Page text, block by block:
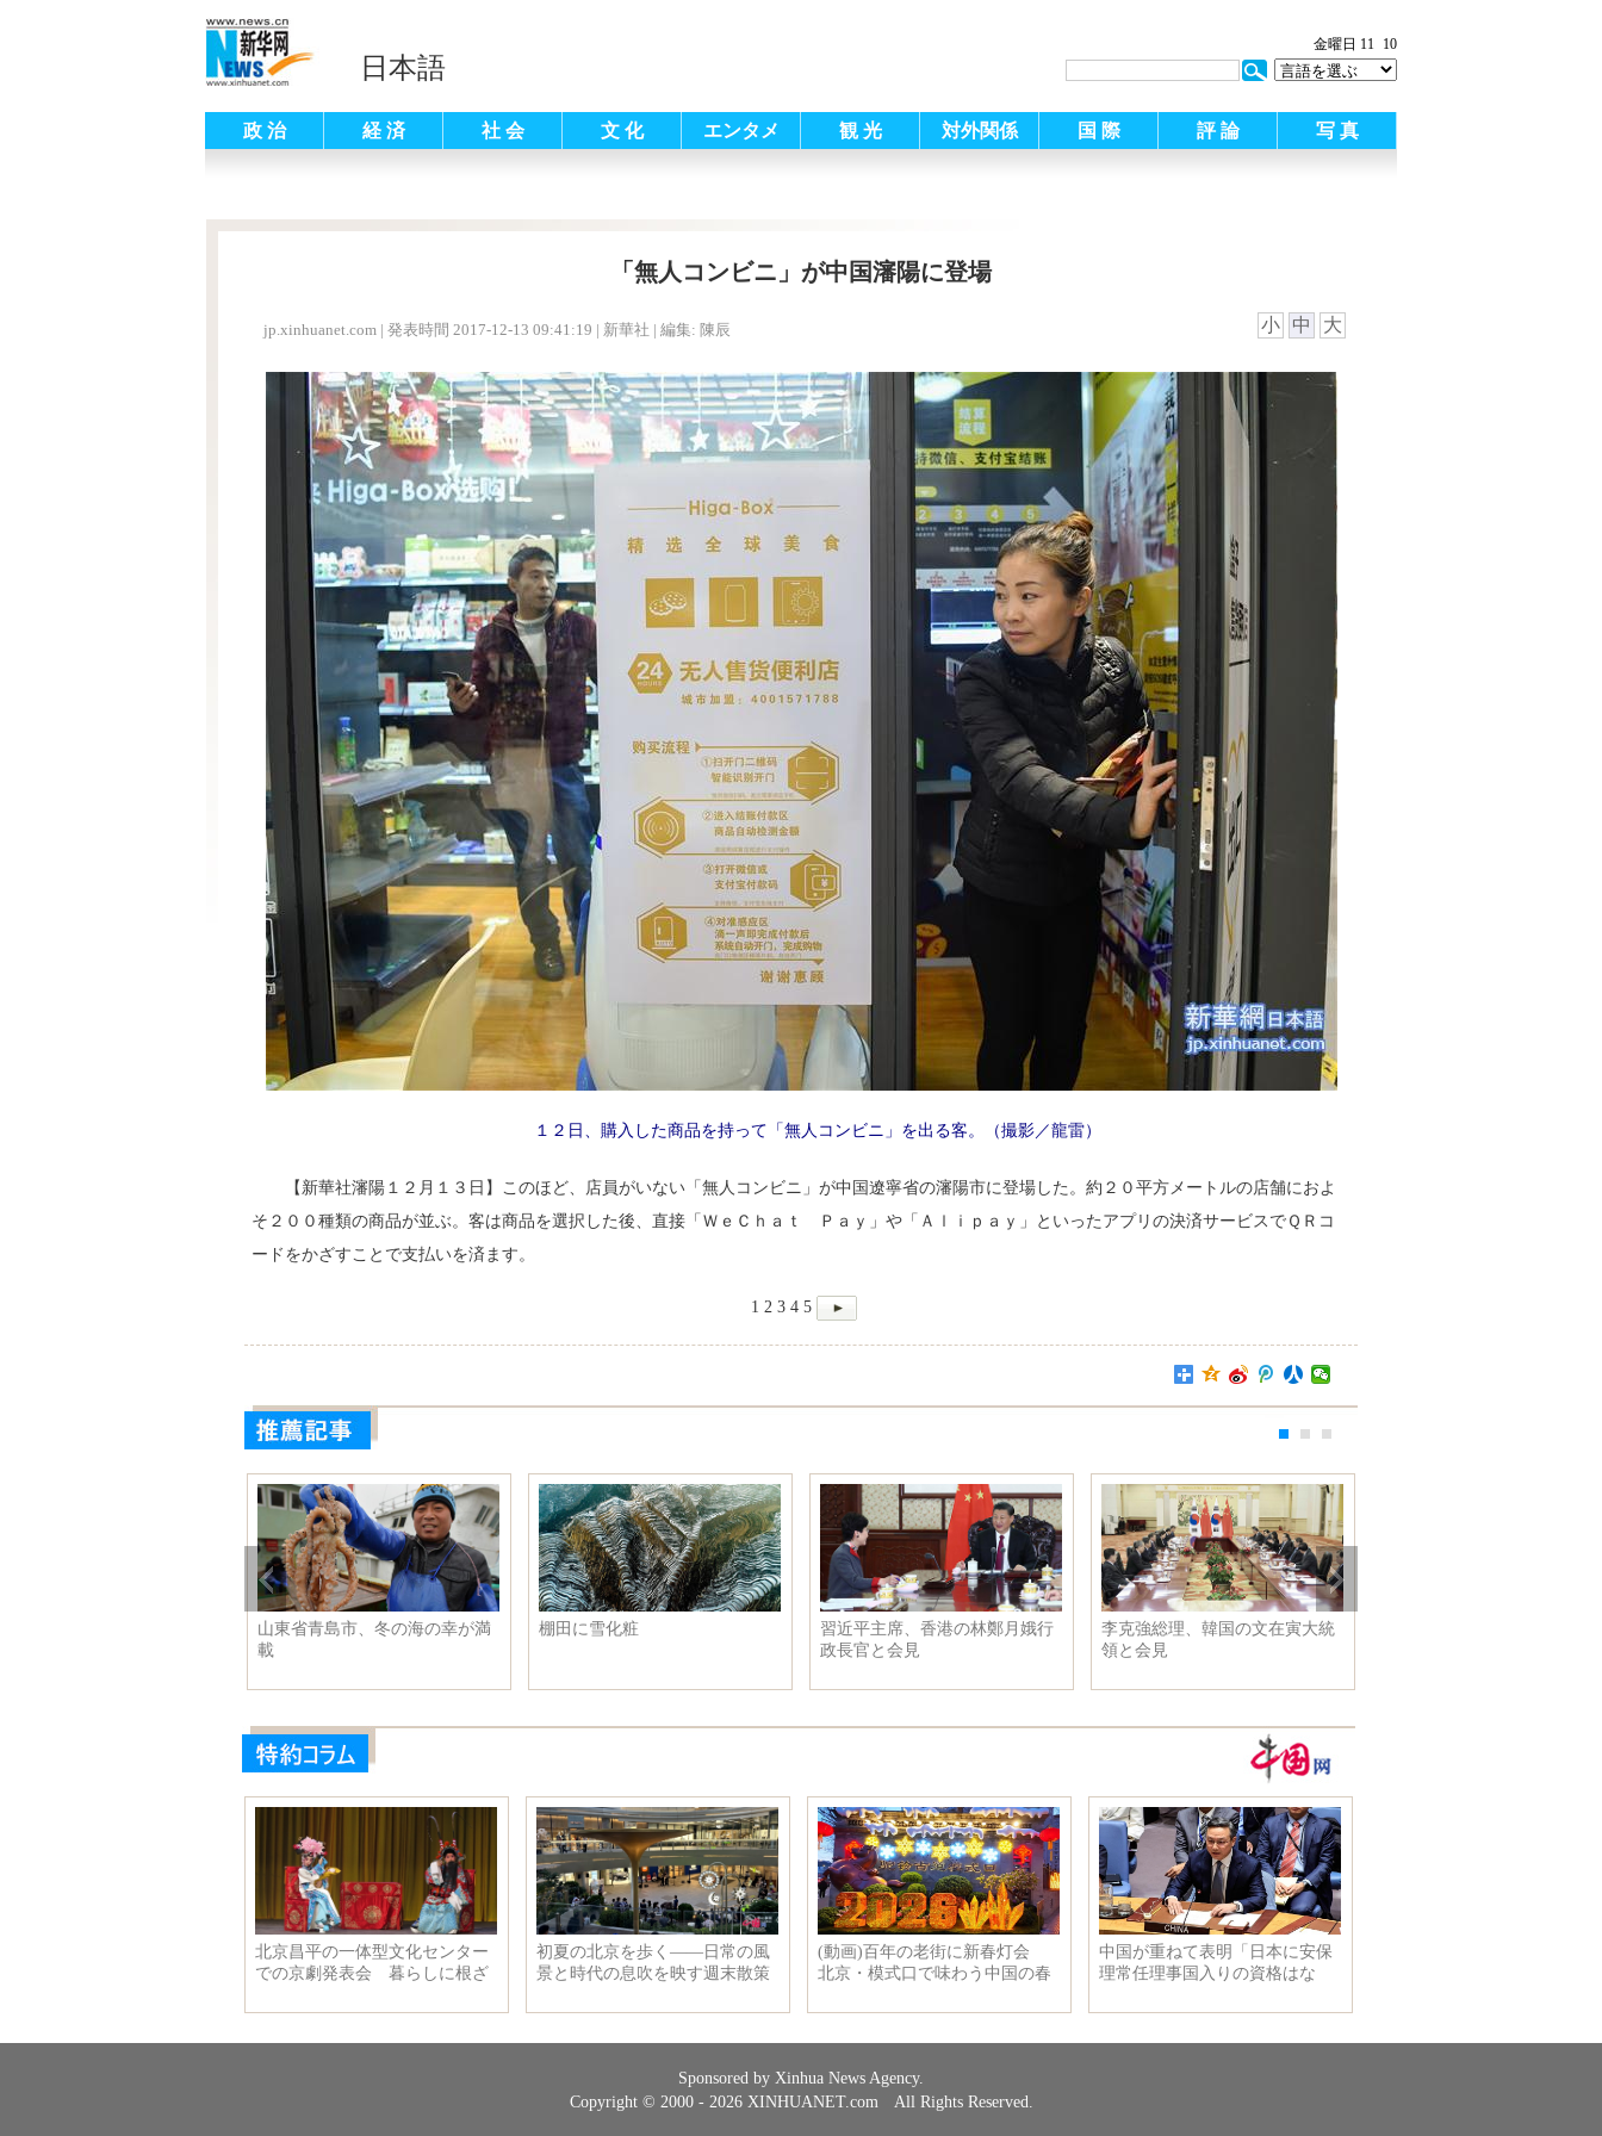
日本語
金曜日 11 10
政 治 経 済 社 会 文 化 エンタメ 観 光 対外関係 国 際 評 論 写 真
「無人コンビニ」が中国瀋陽に登場
jp.xinhuanet.com | 発表時間 2017-12-13 09:41:19 | 新華社 | 編集: 陳辰 小 中 大
１２日、購入した商品を持って「無人コンビニ」を出る客。（撮影／龍雷）
【新華社瀋陽１２月１３日】このほど、店員がいない「無人コンビニ」が中国遼寧省の瀋陽市に登場した。約２０平方メートルの店舗におよ
そ２００種類の商品が並ぶ。客は商品を選択した後、直接「ＷｅＣｈａｔ Ｐａｙ」や「Ａｌｉｐａｙ」といったアプリの決済サービスでＱＲコ
ードをかざすことで支払いを済ます。
1 2 3 4 5
山東省青島市、冬の海の幸が満
載
棚田に雪化粧
習近平主席、香港の林鄭月娥行
政長官と会見
李克強総理、韓国の文在寅大統
領と会見
Sponsored by Xinhua News Agency.
Copyright © 2000 - 2026 XINHUANET.com All Rights Reserved.